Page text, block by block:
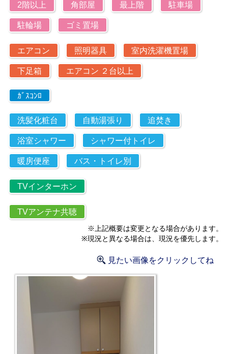
2階以上 角部屋 最上階 駐車場
駐輪場 ゴミ置場
エアコン 照明器具 室内洗濯機置場
下足箱 エアコン ２台以上
ｶﾞｽｺﾝﾛ
洗髪化粧台 自動湯張り 追焚き
浴室シャワー シャワー付トイレ
暖房便座 バス・トイレ別
TVインターホン
TVアンテナ共聴
※上記概要は変更となる場合があります。
※現況と異なる場合は、現況を優先します。
見たい画像をクリックしてね